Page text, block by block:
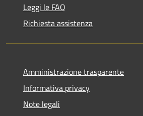
Leggi le FAQ
Richiesta assistenza
Amministrazione trasparente
Informativa privacy
Note legali